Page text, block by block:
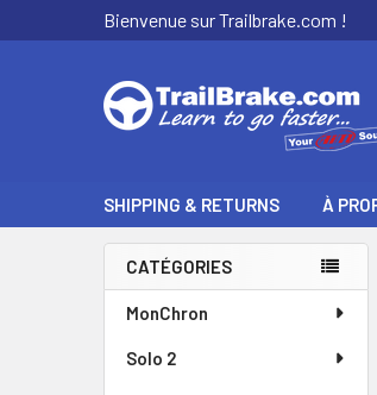
Bienvenue sur Trailbrake.com !
SHIPPING & RETURNS À
Encadré
CATÉGORIES
MonChron
Solo 2